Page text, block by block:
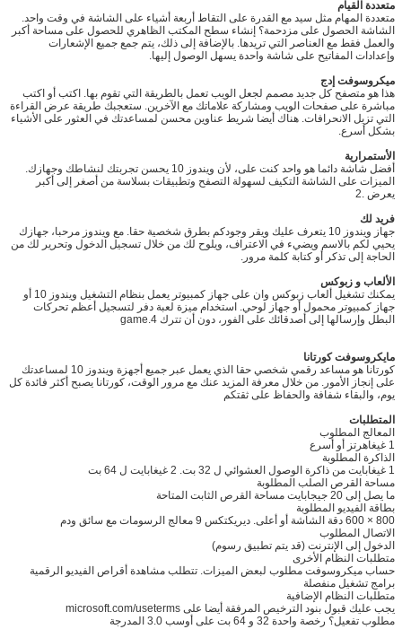
اترك رسالة
إرسال
متعددة القيام
متعددة المهام مثل سيد مع القدرة على التقاط أربعة أشياء على الشاشة في وقت واحد.
الشاشة الحصول على مزدحمة؟ إنشاء سطح المكتب الظاهري للحصول على مساحة أكبر
والعمل فقط مع العناصر التي تريدها. بالإضافة إلى ذلك، يتم جمع جميع الإشعارات
وإعدادات المفاتيح على شاشة واحدة يسهل الوصول إليها.
ميكروسوفت إدج
هذا هو متصفح كل جديد مصمم لجعل الويب تعمل بالطريقة التي تقوم بها. اكتب أو اكتب
مباشرة على صفحات الويب ومشاركة علاماتك مع الآخرين. ستعجبك طريقة عرض القراءة
التي تزيل الانحرافات. هناك أيضا شريط عناوين محسن لمساعدتك في العثور على الأشياء
بشكل أسرع.
الأستمرارية
أفضل شاشة دائما هو واحد كنت على، لأن ويندوز 10 يحسن تجربتك لنشاطك وجهازك.
الميزات على الشاشة التكيف لسهولة التصفح وتطبيقات بسلاسة من أصغر إلى أكبر
يعرض .2
فريد لك
جهاز ويندوز 10 يتعرف عليك ويقر وجودكم بطرق شخصية حقا. مع ويندوز مرحبا، جهازك
يحيي لكم بالاسم ويضيء في الاعتراف، ويلوح لك من خلال تسجيل الدخول وتحرير لك من
الحاجة إلى تذكر أو كتابة كلمة مرور.
الألعاب و زبوكس
يمكنك تشغيل ألعاب زبوكس وان على جهاز كمبيوتر يعمل بنظام التشغيل ويندوز 10 أو
جهاز كمبيوتر محمول أو جهاز لوحي. استخدام ميزة لعبة دفر لتسجيل أعظم تحركات
البطل وإرسالها إلى أصدقائك على الفور، دون أن تترك game.4
مايكروسوفت كورتانا
كورتانا هو مساعد رقمي شخصي حقا الذي يعمل عبر جميع أجهزة ويندوز 10 لمساعدتك
على إنجاز الأمور. من خلال معرفة المزيد عنك مع مرور الوقت، كورتانا يصبح أكثر فائدة كل
يوم، والبقاء شفافة والحفاظ على ثقتكم
المتطلبات
المعالج المطلوب
1 غيغاهرتز أو أسرع
الذاكرة المطلوبة
1 غيغابايت من ذاكرة الوصول العشوائي ل 32 بت. 2 غيغابايت ل 64 بت
مساحة القرص الصلب المطلوبة
ما يصل إلى 20 جيجابايت مساحة القرص الثابت المتاحة
بطاقة الفيديو المطلوبة
800 × 600 دقة الشاشة أو أعلى. ديريكتكس 9 معالج الرسومات مع سائق ودم
الاتصال المطلوب
الدخول إلى الإنترنت (قد يتم تطبيق رسوم)
متطلبات النظام الأخرى
حساب ميكروسوفت مطلوب لبعض الميزات. تتطلب مشاهدة أقراص الفيديو الرقمية
برامج تشغيل منفصلة
متطلبات النظام الإضافية
يجب عليك قبول بنود الترخيص المرفقة أيضا على microsoft.com/useterms
مطلوب تفعيل؟ رخصة واحدة 32 و 64 بت على أوسب 3.0 المدرجة